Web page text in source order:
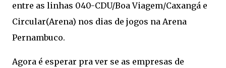
entre as linhas 040-CDU/Boa Viagem/Caxangá e
Circular(Arena) nos dias de jogos na Arena
Pernambuco.
Agora é esperar pra ver se as empresas de